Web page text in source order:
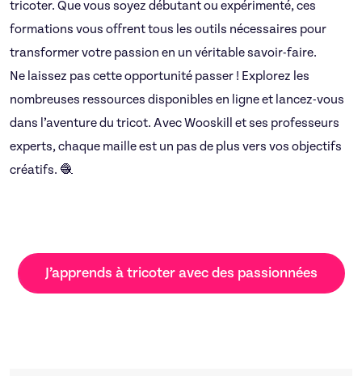
tricoter. Que vous soyez débutant ou expérimenté, ces
formations vous offrent tous les outils nécessaires pour
transformer votre passion en un véritable savoir-faire.
Ne laissez pas cette opportunité passer ! Explorez les
nombreuses ressources disponibles en ligne et lancez-vous
dans l’aventure du tricot. Avec Wooskill et ses professeurs
experts, chaque maille est un pas de plus vers vos objectifs
créatifs. 🧶
J’apprends à tricoter avec des passionnées